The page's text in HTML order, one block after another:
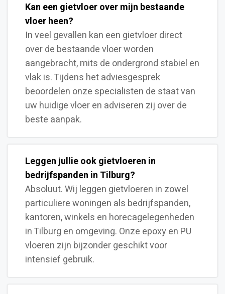
Kan een gietvloer over mijn bestaande
vloer heen?
In veel gevallen kan een gietvloer direct
over de bestaande vloer worden
aangebracht, mits de ondergrond stabiel en
vlak is. Tijdens het adviesgesprek
beoordelen onze specialisten de staat van
uw huidige vloer en adviseren zij over de
beste aanpak.
Leggen jullie ook gietvloeren in
bedrijfspanden in Tilburg?
Absoluut. Wij leggen gietvloeren in zowel
particuliere woningen als bedrijfspanden,
kantoren, winkels en horecagelegenheden
in Tilburg en omgeving. Onze epoxy en PU
vloeren zijn bijzonder geschikt voor
intensief gebruik.